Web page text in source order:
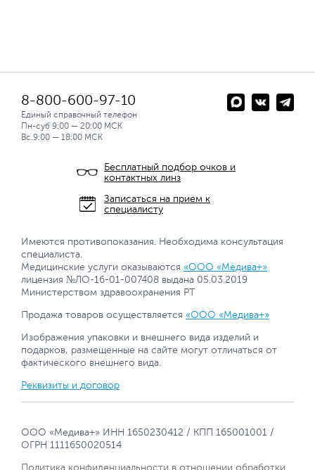
8-800-600-97-10
Единый справочный телефон
Пн-суб 9:00 — 20:00 МСК
Вс.9:00 — 18:00 МСК
Бесплатный подбор очков и
контактных линз
Записаться на прием к
специалисту
Имеются противопоказания. Необходима консультация
специалиста.
Медицинские услуги оказываются «ООО «Медива+»
лицензия №ЛО-16-01-007408 выдана 05.03.2019
Министерством здравоохранения РТ
Продажа товаров осуществляется «ООО «Медива+»
Изображения упаковки и внешнего вида изделий и
подарков, размещенные на сайте могут отличаться от
фактического внешнего вида.
Реквизиты и договор
ООО «Медива+» ИНН 1650230412 / КПП 165001001 /
ОГРН 1111650020514
Политика конфиденциальности в отношении обработки